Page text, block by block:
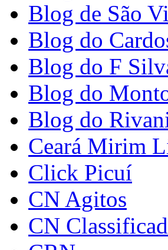
Blog de São
Blog do
Blog do F
Blog do
Blog do
Ceará Mirim
Click Picuí
CN Agitos
CN